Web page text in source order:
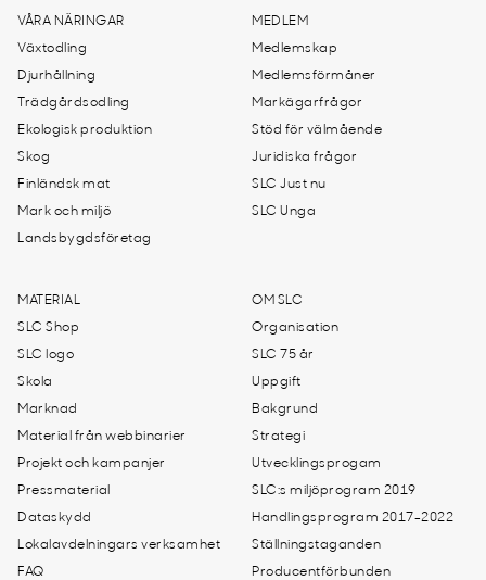
VÅRA NÄRINGAR
Växtodling
Djurhållning
Trädgårdsodling
Ekologisk produktion
Skog
Finländsk mat
Mark och miljö
Landsbygdsföretag
MEDLEM
Medlemskap
Medlemsförmåner
Markägarfrågor
Stöd för välmående
Juridiska frågor
SLC Just nu
SLC Unga
MATERIAL
SLC Shop
SLC logo
Skola
Marknad
Material från webbinarier
Projekt och kampanjer
Pressmaterial
Dataskydd
Lokalavdelningars verksamhet
FAQ
OM SLC
Organisation
SLC 75 år
Uppgift
Bakgrund
Strategi
Utvecklingsprogam
SLC:s miljöprogram 2019
Handlingsprogram 2017-2022
Ställningstaganden
Producentförbunden